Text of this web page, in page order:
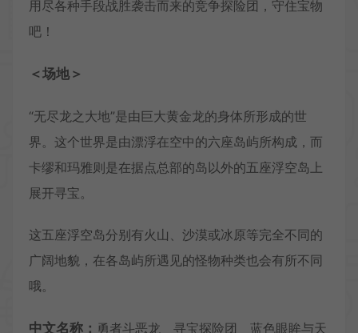
用尽各种手段战胜袭击而来的竞争探险团，守住宝物
吧！
＜场地＞
“无尽龙之大地”是由巨大黄金龙的身体所形成的世
界。这个世界是由漂浮在空中的六座岛屿所构成，而
卡缪和玛雅则是在据点总部的岛以外的五座浮空岛上
展开寻宝。
这五座浮空岛分别有火山、沙漠或冰原等完全不同的
广阔地貌，在各岛屿所遇见的怪物种类也会有所不同
哦。
中文名称： 勇者斗恶龙 寻宝探险团 蓝色眼眸与天